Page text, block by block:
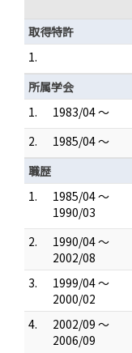
取得特許
1.
所属学会
1.
1983/04 ～
2.
1985/04 ～
職歴
1.
1985/04 ～
1990/03
2.
1990/04 ～
2002/08
3.
1999/04 ～
2000/02
4.
2002/09 ～
2006/09